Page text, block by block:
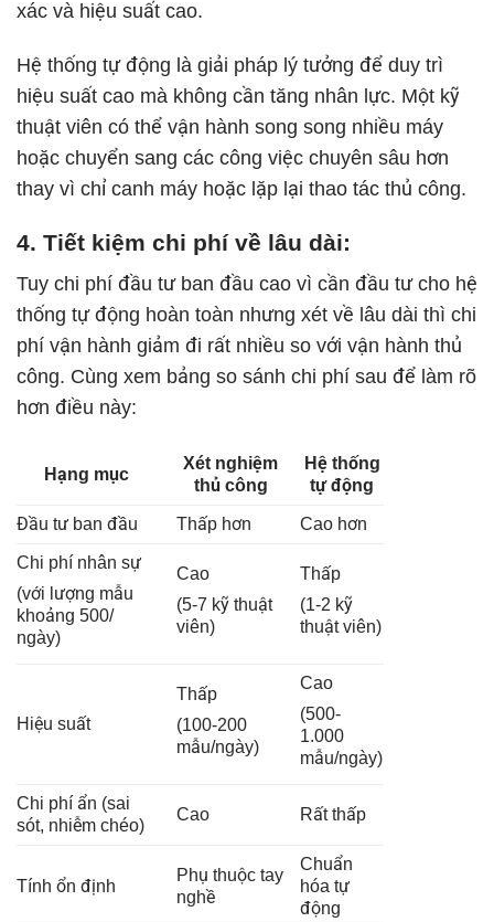
xác và hiệu suất cao.
Hệ thống tự động là giải pháp lý tưởng để duy trì
hiệu suất cao mà không cần tăng nhân lực. Một kỹ
thuật viên có thể vận hành song song nhiều máy
hoặc chuyển sang các công việc chuyên sâu hơn
thay vì chỉ canh máy hoặc lặp lại thao tác thủ công.
4. Tiết kiệm chi phí về lâu dài:
Tuy chi phí đầu tư ban đầu cao vì cần đầu tư cho hệ
thống tự động hoàn toàn nhưng xét về lâu dài thì chi
phí vận hành giảm đi rất nhiều so với vận hành thủ
công. Cùng xem bảng so sánh chi phí sau để làm rõ
hơn điều này:
Hạng mục
Xét nghiệm
thủ công
Hệ thống
tự động
Đầu tư ban đầu Thấp hơn Cao hơn
Chi phí nhân sự
(với lượng mẫu
khoảng 500/
ngày)
Cao
(5-7 kỹ thuật
viên)
Thấp
(1-2 kỹ
thuật viên)
Hiệu suất
Thấp
(100-200
mẫu/ngày)
Cao
(500-
1.000
mẫu/ngày)
Chi phí ẩn (sai
sót, nhiễm chéo)
Cao Rất thấp
Tính ổn định
Phụ thuộc tay
nghề
Chuẩn
hóa tự
động